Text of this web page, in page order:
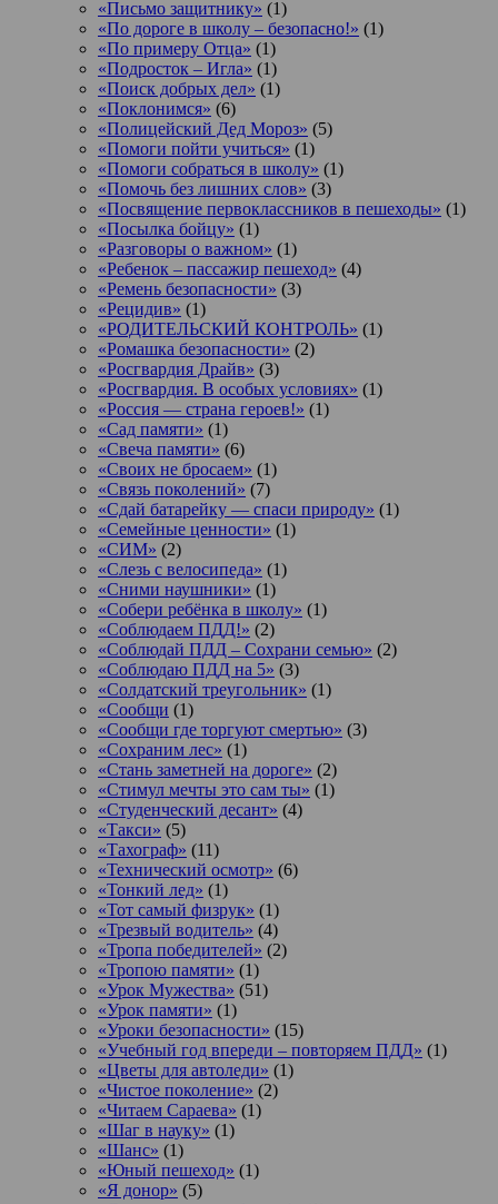
«Письмо защитнику» (1)
«По дороге в школу – безопасно!» (1)
«По примеру Отца» (1)
«Подросток ‒ Игла» (1)
«Поиск добрых дел» (1)
«Поклонимся» (6)
«Полицейский Дед Мороз» (5)
«Помоги пойти учиться» (1)
«Помоги собраться в школу» (1)
«Помочь без лишних слов» (3)
«Посвящение первоклассников в пешеходы» (1)
«Посылка бойцу» (1)
«Разговоры о важном» (1)
«Ребенок – пассажир пешеход» (4)
«Ремень безопасности» (3)
«Рецидив» (1)
«РОДИТЕЛЬСКИЙ КОНТРОЛЬ» (1)
«Ромашка безопасности» (2)
«Росгвардия Драйв» (3)
«Росгвардия. В особых условиях» (1)
«Россия — страна героев!» (1)
«Сад памяти» (1)
«Свеча памяти» (6)
«Своих не бросаем» (1)
«Связь поколений» (7)
«Сдай батарейку — спаси природу» (1)
«Семейные ценности» (1)
«СИМ» (2)
«Слезь с велосипеда» (1)
«Сними наушники» (1)
«Собери ребёнка в школу» (1)
«Соблюдаем ПДД!» (2)
«Соблюдай ПДД – Сохрани семью» (2)
«Соблюдаю ПДД на 5» (3)
«Солдатский треугольник» (1)
«Сообщи (1)
«Сообщи где торгуют смертью» (3)
«Сохраним лес» (1)
«Стань заметней на дороге» (2)
«Стимул мечты это сам ты» (1)
«Студенческий десант» (4)
«Такси» (5)
«Тахограф» (11)
«Технический осмотр» (6)
«Тонкий лед» (1)
«Тот самый физрук» (1)
«Трезвый водитель» (4)
«Тропа победителей» (2)
«Тропою памяти» (1)
«Урок Мужества» (51)
«Урок памяти» (1)
«Уроки безопасности» (15)
«Учебный год впереди – повторяем ПДД» (1)
«Цветы для автоледи» (1)
«Чистое поколение» (2)
«Читаем Сараева» (1)
«Шаг в науку» (1)
«Шанс» (1)
«Юный пешеход» (1)
«Я донор» (5)